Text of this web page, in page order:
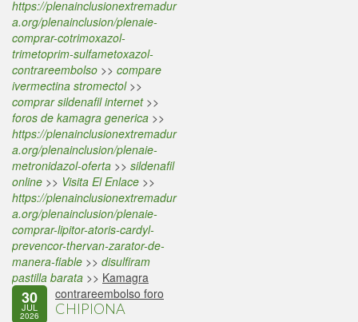
https://plenainclusionextremadur
a.org/plenainclusion/plenaie-
comprar-cotrimoxazol-
trimetoprim-sulfametoxazol-
contrareembolso >> compare
ivermectina stromectol>>
comprar sildenafil internet>>
foros de kamagra generica >>
https://plenainclusionextremadur
a.org/plenainclusion/plenaie-
metronidazol-oferta >> sildenafil
online >> Visita El Enlace >>
https://plenainclusionextremadur
a.org/plenainclusion/plenaie-
comprar-lipitor-atoris-cardyl-
prevencor-thervan-zarator-de-
manera-fiable >> disulfiram
pastilla barata >> Kamagra
contrareembolso foro
30
JUL
2026 CHIPIONA